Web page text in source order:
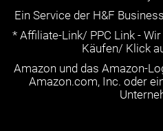
Ein Service der H&F
* Affiliate-Link/ PPC Link -
Käufen/ Klick
Amazon und das Amazon-
Amazon.com, Inc. oder